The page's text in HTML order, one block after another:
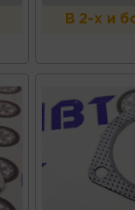
В 2-х и